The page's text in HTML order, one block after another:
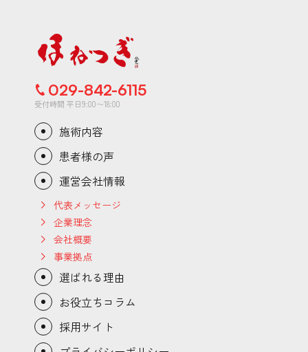
029-842-6115
受付時間 平日9:00〜18:00
施術内容
患者様の声
運営会社情報
代表メッセージ
企業理念
会社概要
事業拠点
選ばれる理由
お役立ちコラム
採用サイト